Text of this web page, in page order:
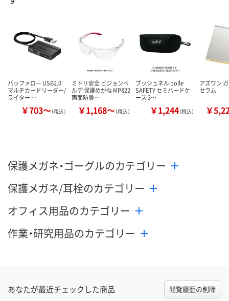
バッファロー USB2.0
マルチカードリーダー/
ライター …
￥703～（税込）
ミドリ安全 ビジョンベ
ルデ 保護めがね MP822
両面防曇…
￥1,168～（税込）
ブッシュネル bolle
SAFETY セミハードケ
ース 3…
￥1,244（税込）
アズワン
セラム
￥
保護メガネ・ゴーグルのカテゴリー
保護メガネ/耳栓のカテゴリー
オフィス用品のカテゴリー
作業・研究用品のカテゴリー
あなたが最近チェックした商品 閲覧履歴の削除